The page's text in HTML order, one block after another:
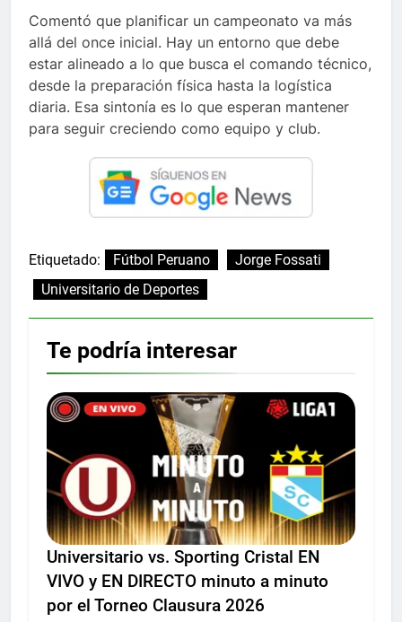
Comentó que planificar un campeonato va más
allá del once inicial. Hay un entorno que debe
estar alineado a lo que busca el comando técnico,
desde la preparación física hasta la logística
diaria. Esa sintonía es lo que esperan mantener
para seguir creciendo como equipo y club.
Etiquetado: Fútbol Peruano
Jorge Fossati
Universitario de Deportes
Te podría interesar
Universitario vs. Sporting Cristal EN
VIVO y EN DIRECTO minuto a minuto
por el Torneo Clausura 2026